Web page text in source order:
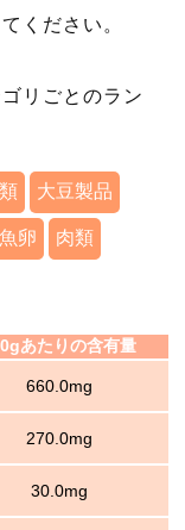
ください。
リごとのラン
大豆製品
魚卵 肉類
あたりの含有量
660.0mg
270.0mg
30.0mg